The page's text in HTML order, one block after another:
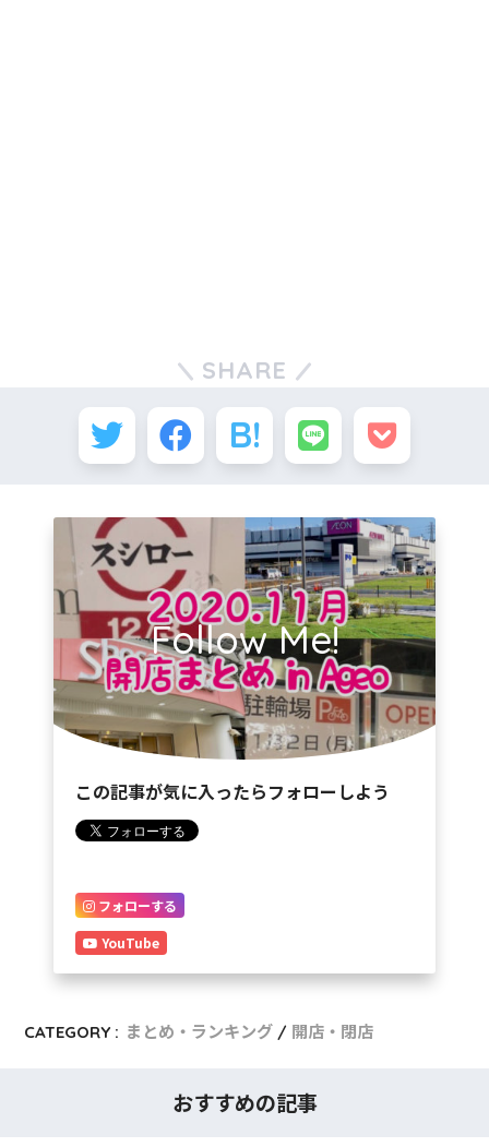
SHARE
Follow Me!
この記事が気に入ったらフォローしよう
フォローする
YouTube
CATEGORY : まとめ・ランキング 開店・閉店
おすすめの記事